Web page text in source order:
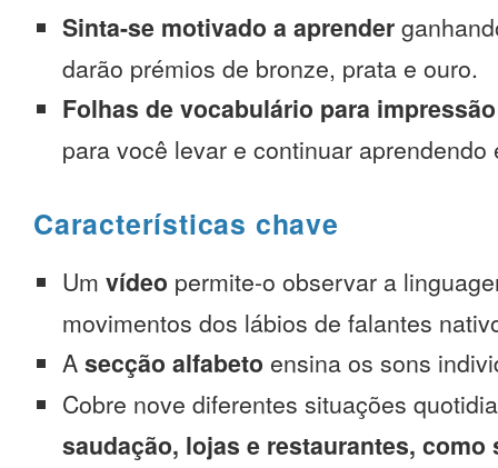
Sinta-se motivado a aprender
darão prémios de bronze, prata e ouro.
Folhas de vocabulário para impressão
para você levar e continuar aprendendo
Características chave
Um vídeo permite-o observar a
movimentos dos lábios de falantes
A secção alfabeto ensina os sons
Cobre nove diferentes situações
saudação, lojas e restaurantes, como